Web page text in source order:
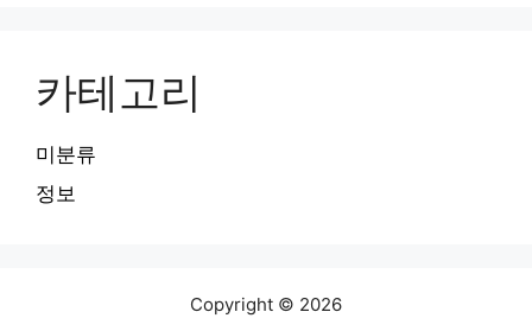
카테고리
미분류
정보
Copyright © 2026